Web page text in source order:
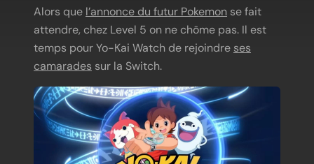
Alors que l’annonce du futur Pokemon se fait
attendre, chez Level 5 on ne chôme pas. Il est
temps pour Yo-Kai Watch de rejoindre ses
camarades sur la Switch.